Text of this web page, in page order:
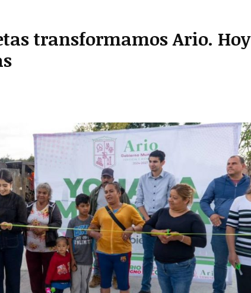
transformamos Ario. Hoy